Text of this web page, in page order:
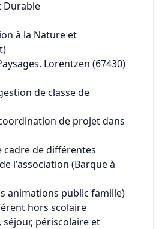
Durable
à la Nature et
Lorentzen (67430)
de classe de
de projet dans
cadre de différentes
l'association (Barque à
animations public famille)
hors scolaire
périscolaire et